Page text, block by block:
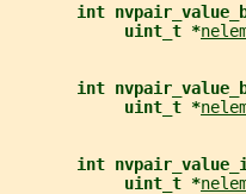
int
uint_t *
int
uint_t *
int
uint_t *